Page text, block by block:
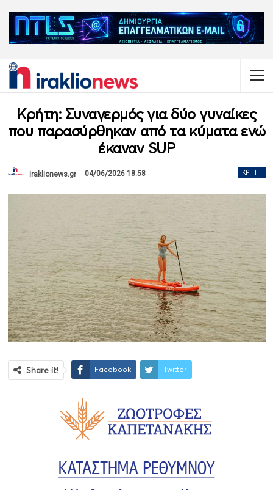
Κρήτη: Συναγερμός για δύο γυναίκες
που παρασύρθηκαν από τα κύματα ενώ
έκαναν SUP
ΚΡΉΤΗ
iraklionews.gr 04/06/2026 18:58
Share it! Facebook Twitter